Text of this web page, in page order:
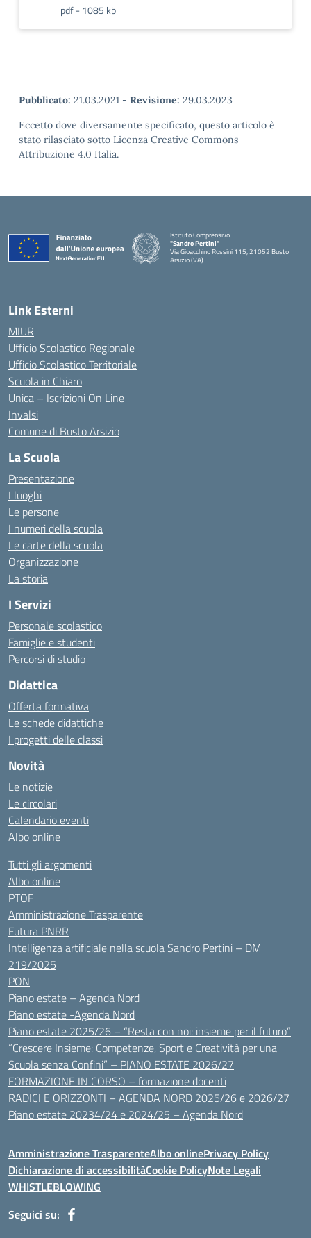
pdf - 1085 kb
Pubblicato: 21.03.2021 - Revisione: 29.03.2023
Eccetto dove diversamente specificato, questo articolo è
stato rilasciato sotto Licenza Creative Commons
Attribuzione 4.0 Italia.
Istituto Comprensivo
"Sandro Pertini"
Via Gioacchino Rossini 115, 21052 Busto
Arsizio (VA)
Link Esterni
MIUR
Ufficio Scolastico Regionale
Ufficio Scolastico Territoriale
Scuola in Chiaro
Unica – Iscrizioni On Line
Invalsi
Comune di Busto Arsizio
La Scuola
Presentazione
I luoghi
Le persone
I numeri della scuola
Le carte della scuola
Organizzazione
La storia
I Servizi
Personale scolastico
Famiglie e studenti
Percorsi di studio
Didattica
Offerta formativa
Le schede didattiche
I progetti delle classi
Novità
Le notizie
Le circolari
Calendario eventi
Albo online
Tutti gli argomenti
Albo online
PTOF
Amministrazione Trasparente
Futura PNRR
Intelligenza artificiale nella scuola Sandro Pertini – DM
219/2025
PON
Piano estate – Agenda Nord
Piano estate -Agenda Nord
Piano estate 2025/26 – “Resta con noi: insieme per il futuro”
“Crescere Insieme: Competenze, Sport e Creatività per una
Scuola senza Confini” – PIANO ESTATE 2026/27
FORMAZIONE IN CORSO – formazione docenti
RADICI E ORIZZONTI – AGENDA NORD 2025/26 e 2026/27
Piano estate 20234/24 e 2024/25 – Agenda Nord
Amministrazione TrasparenteAlbo onlinePrivacy Policy
Dichiarazione di accessibilitàCookie PolicyNote Legali
WHISTLEBLOWING
Seguici su: